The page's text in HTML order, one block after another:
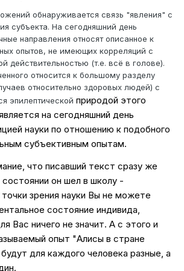
обнаруживается связь "явления" с
субъекта. На сегодняшний день
направления относят описанное к
опытов, не имеющих корреляций с
действительностью (т.е. всё в голове).
относится к большому разделу
относительно здоровых людей) с
эпилептической природой этого
на сегодняшний день
науки по отношению к подобного
субъективным опытам.
что писавший текст сразу же
он шел в школу -
зрения науки Вы не можете
состояние индивида,
Вас ничего не значит. А с этого и
опыт "Алисы в стране
для каждого человека разные, а